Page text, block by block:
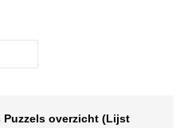
Puzzels overzicht (Lijst